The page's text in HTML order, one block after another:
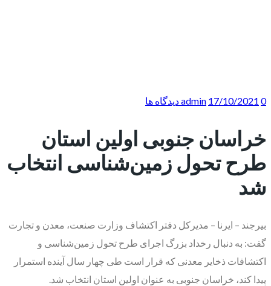
admin 17/10/2021 0 دیدگاه ها
خراسان جنوبی اولین استان
طرح تحول زمین‌شناسی انتخاب
شد
بیرجند – ایرنا – مدیرکل دفتر اکتشاف وزارت صنعت، معدن و تجارت
گفت: به دنبال رخداد بزرگ اجرای طرح تحول زمین‌شناسی و
اکتشافات ذخایر معدنی که قرار است طی چهار سال آینده استمرار
پیدا کند، خراسان جنوبی به عنوان اولین استان انتخاب شد.